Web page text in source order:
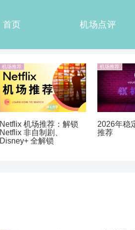
首页 机场点评
机场推荐
Netflix 机场推荐：解锁
Netflix 非自制剧、
Disney+ 全解锁
机场推荐
2026年稳
推荐